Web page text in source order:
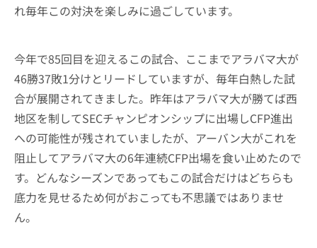
れ毎年この対決を楽しみに過ごしています。
今年で85回目を迎えるこの試合、ここまでアラバマ大が
46勝37敗1分けとリードしていますが、毎年白熱した試
合が展開されてきました。昨年はアラバマ大が勝てば西
地区を制してSECチャンピオンシップに出場しCFP進出
への可能性が残されていましたが、アーバン大がこれを
阻止してアラバマ大の6年連続CFP出場を食い止めたので
す。どんなシーズンであってもこの試合だけはどちらも
底力を見せるため何がおこっても不思議ではありませ
ん。